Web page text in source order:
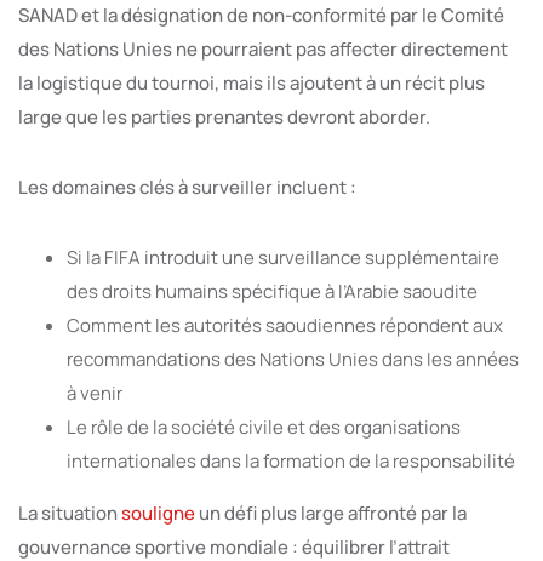
SANAD et la désignation de non-conformité par le Comité
des Nations Unies ne pourraient pas affecter directement
la logistique du tournoi, mais ils ajoutent à un récit plus
large que les parties prenantes devront aborder.
Les domaines clés à surveiller incluent :
Si la FIFA introduit une surveillance supplémentaire
des droits humains spécifique à l’Arabie saoudite
Comment les autorités saoudiennes répondent aux
recommandations des Nations Unies dans les années
à venir
Le rôle de la société civile et des organisations
internationales dans la formation de la responsabilité
La situationsouligneun défi plus large affronté par la
gouvernance sportive mondiale : équilibrer l’attrait